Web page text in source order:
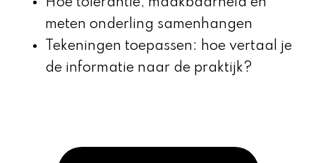
meten onderling samenhangen
Tekeningen toepassen: hoe vertaal je
de informatie naar de praktijk?